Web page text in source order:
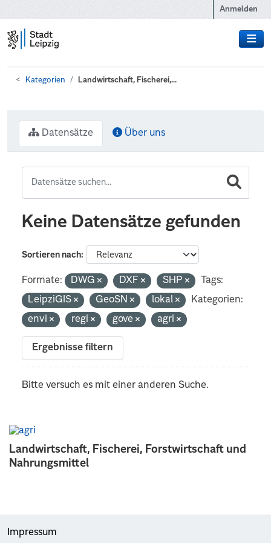
Anmelden
Kategorien Landwirtschaft, Fischerei,...
Landwirtschaft, Fischerei, Forstwirtschaft und
Nahrungsmittel
Datensätze Über uns
Keine Datensätze gefunden
Sortieren nach
Formate: DWG DXF SHP
Tags:
LeipziGIS
GeoSN lokal
Kategorien:
envi
regi gove agri
Ergebnisse filtern
Bitte versuch es mit einer anderen Suche.
Impressum